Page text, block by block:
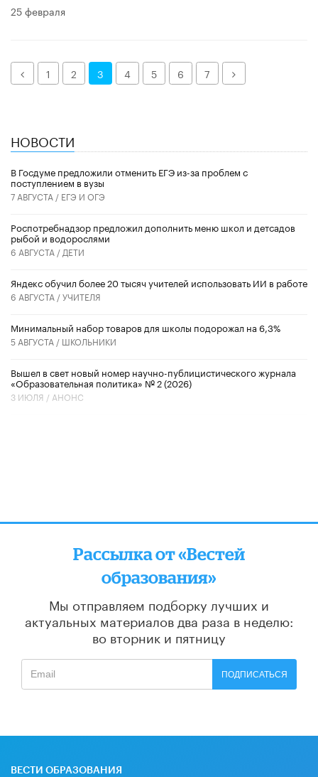
25 февраля
Назад1 2 3 4 5 6 7 Далее
НОВОСТИ
В Госдуме предложили отменить ЕГЭ из-за проблем с
поступлением в вузы
7 АВГУСТА / ЕГЭ И ОГЭ
Роспотребнадзор предложил дополнить меню школ и детсадов
рыбой и водорослями
6 АВГУСТА / ДЕТИ
​Яндекс обучил более 20 тысяч учителей использовать ИИ в работе
6 АВГУСТА /УЧИТЕЛЯ
Минимальный набор товаров для школы подорожал на 6,3%
5 АВГУСТА / ШКОЛЬНИКИ
Вышел в свет новый номер научно-публицистического журнала
«Образовательная политика» № 2 (2026)
3 ИЮЛЯ / АНОНС
Рассылка от «Вестей
образования»
Мы отправляем подборку лучших и
актуальных материалов два раза в неделю:
во вторник и пятницу
ПОДПИСАТЬСЯ
ВЕСТИ ОБРАЗОВАНИЯ